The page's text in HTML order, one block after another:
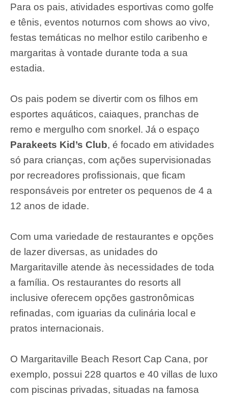
Para os pais, atividades esportivas como golfe
e tênis, eventos noturnos com shows ao vivo,
festas temáticas no melhor estilo caribenho e
margaritas à vontade durante toda a sua
estadia.
Os pais podem se divertir com os filhos em
esportes aquáticos, caiaques, pranchas de
remo e mergulho com snorkel. Já o espaço
Parakeets Kid’s Club, é focado em atividades
só para crianças, com ações supervisionadas
por recreadores profissionais, que ficam
responsáveis por entreter os pequenos de 4 a
12 anos de idade.
Com uma variedade de restaurantes e opções
de lazer diversas, as unidades do
Margaritaville atende às necessidades de toda
a família. Os restaurantes do resorts all
inclusive oferecem opções gastronômicas
refinadas, com iguarias da culinária local e
pratos internacionais.
O Margaritaville Beach Resort Cap Cana, por
exemplo, possui 228 quartos e 40 villas de luxo
com piscinas privadas, situadas na famosa